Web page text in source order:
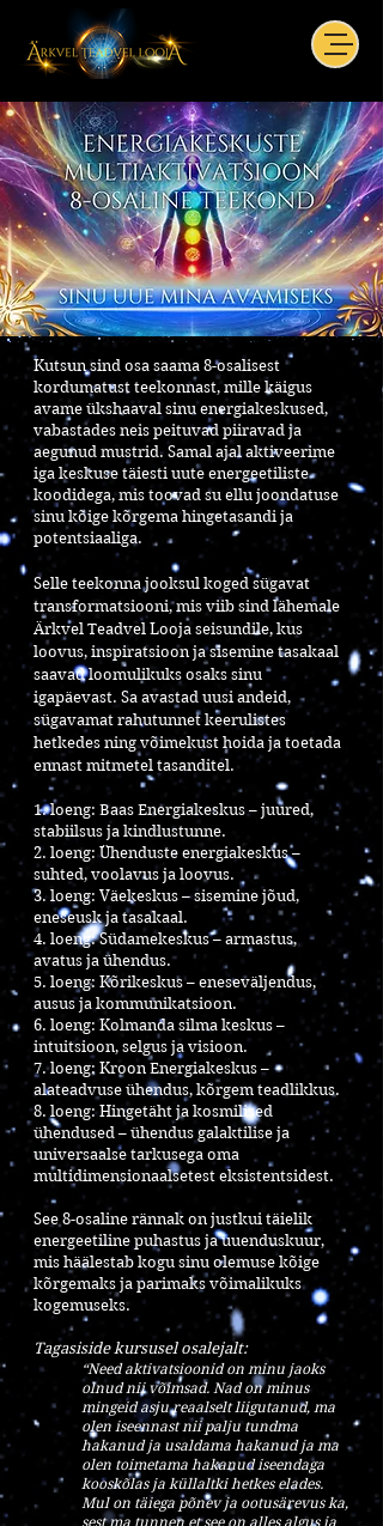
Kutsun sind osa saama 8-osalisest
kordumatust teekonnast, mille käigus
avame ükshaaval sinu energiakeskused,
vabastades neis peituvad piiravad ja
aegunud mustrid. Samal ajal aktiveerime
iga keskuse täiesti uute energeetiliste
koodidega, mis toovad su ellu joondatuse
sinu kõige kõrgema hingetasandi ja
potentsiaaliga.
Selle teekonna jooksul koged sügavat
transformatsiooni, mis viib sind lähemale
Ärkvel Teadvel Looja seisundile, kus
loovus, inspiratsioon ja sisemine tasakaal
saavad loomulikuks osaks sinu
igapäevast. Sa avastad uusi andeid,
sügavamat rahutunnet keerulistes
hetkedes ning võimekust hoida ja toetada
ennast mitmetel tasanditel.
1. loeng: Baas Energiakeskus – juured,
stabiilsus ja kindlustunne.
2. loeng: Ühenduste energiakeskus –
suhted, voolavus ja loovus.
3. loeng: Väekeskus – sisemine jõud,
eneseusk ja tasakaal.
4. loeng: Südamekeskus – armastus,
avatus ja ühendus.
5. loeng: Kõrikeskus – eneseväljendus,
ausus ja kommunikatsioon.
6. loeng: Kolmanda silma keskus –
intuitsioon, selgus ja visioon.
7. loeng: Kroon Energiakeskus –
alateadvuse ühendus, kõrgem teadlikkus.
8. loeng: Hingetäht ja kosmilised
ühendused – ühendus galaktilise ja
universaalse tarkusega oma
multidimensionaalsetest eksistentsidest.
See 8-osaline rännak on justkui täielik
energeetiline puhastus ja uuenduskuur,
mis häälestab kogu sinu olemuse kõige
kõrgemaks ja parimaks võimalikuks
kogemuseks.
Tagasiside kursusel osalejalt:
“Need aktivatsioonid on minu jaoks
olnud nii võimsad. Nad on minus
mingeid asju reaalselt liigutanud, ma
olen iseennast nii palju tundma
hakanud ja usaldama hakanud ja ma
olen toimetama hakanud iseendaga
kooskõlas ja küllaltki hetkes elades.
Mul on täiega põnev ja ootusärevus ka,
sest ma tunnen et see on alles algus ja